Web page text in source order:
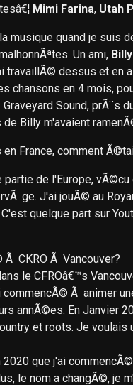
Mimi Farina, Utah
musique quand je suis
Un ami,
travaillÃ© dessus et en
chansons en 4 mois,
Sound, prÃ¨s
Billy m'avaient
France, comment
de l'Europe,
J'ai jouÃ© au
quelque part sur
CKRO Ã Vancouver?
le CFROâ€™s
commencÃ© Ã animer
annÃ©es. En Janvier
et roots. Je
que j'ai
le nom a changÃ©, je